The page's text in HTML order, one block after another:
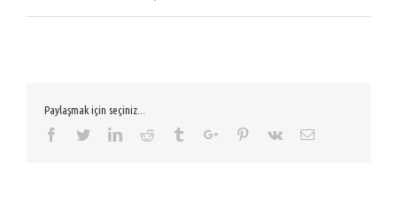
Paylaşmak için seçiniz...
Facebook
TwitterLinkedinReddit TumblrGoogle+Pinterest
Vk Email